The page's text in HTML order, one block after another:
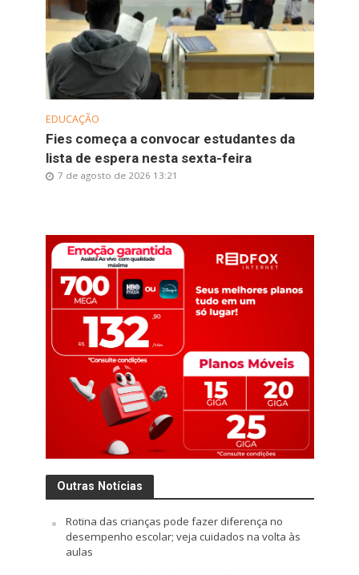
EDUCAÇÃO
Fies começa a convocar estudantes da
lista de espera nesta sexta-feira
7 de agosto de 2026 13:21
Outras Notícias
Rotina das crianças pode fazer diferença no
desempenho escolar; veja cuidados na volta às
aulas